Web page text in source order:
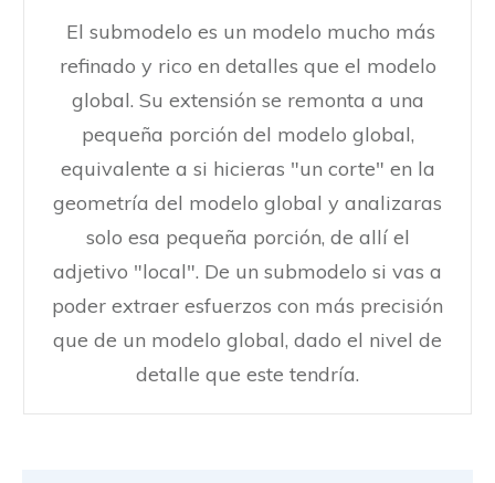
El submodelo es un modelo mucho más
refinado y rico en detalles que el modelo
global. Su extensión se remonta a una
pequeña porción del modelo global,
equivalente a si hicieras "un corte" en la
geometría del modelo global y analizaras
solo esa pequeña porción, de allí el
adjetivo "local". De un submodelo si vas a
poder extraer esfuerzos con más precisión
que de un modelo global, dado el nivel de
detalle que este tendría.